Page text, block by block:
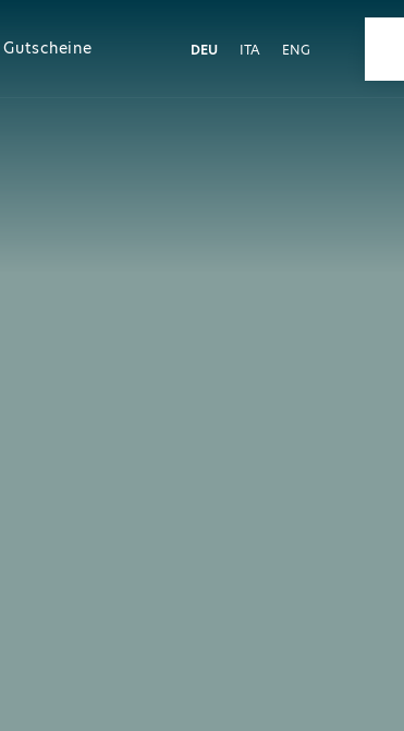
Gutscheine DEU ITA ENG